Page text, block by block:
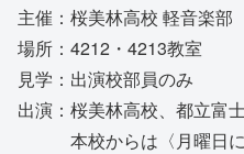
主催：桜美林高校 軽音楽部
場所：4212・4213教室
見学：出演校部員のみ
出演：桜美林高校、都立富
本校からは〈月曜日に